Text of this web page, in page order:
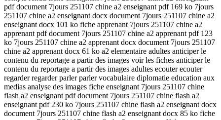
pdf document 7jours 251107 chine a2 enseignant pdf 169 ko 7jours
251107 chine a2 enseignant docx document 7jours 251107 chine a2
enseignant docx 101 ko fiche apprenant 7jours 251107 chine a2
apprenant pdf document 7jours 251107 chine a2 apprenant pdf 123
ko 7jours 251107 chine a2 apprenant docx document 7jours 251107
chine a2 apprenant docx 61 ko a2 elementaire adultes anticiper le
contenu du reportage a partir des images voir les fiches anticiper le
contenu du reportage a partir des images adultes ecouter ecouter
regarder regarder parler parler vocabulaire diplomatie education aux
medias analyse des images fiche enseignant 7jours 251107 chine
flash a2 enseignant pdf document 7jours 251107 chine flash a2
enseignant pdf 230 ko 7jours 251107 chine flash a2 enseignant docx
document 7jours 251107 chine flash a2 enseignant docx 85 ko fiche